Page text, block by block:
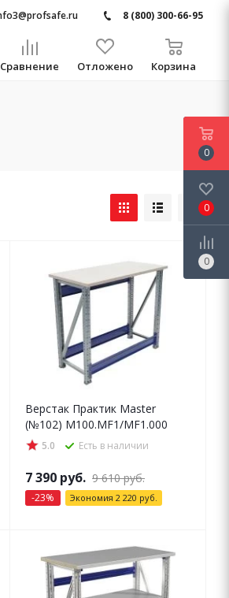
8 (800) 300-66-95
Сравнение Отложено Корзина
Верстак Практик Master
(№102) M100.MF1/MF1.000
5.0 Есть в наличии
7 390 руб. 9 610руб.
-23% Экономия 2 220 руб.
0
0
0